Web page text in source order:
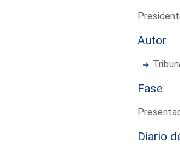
Autor
Fase
Diario